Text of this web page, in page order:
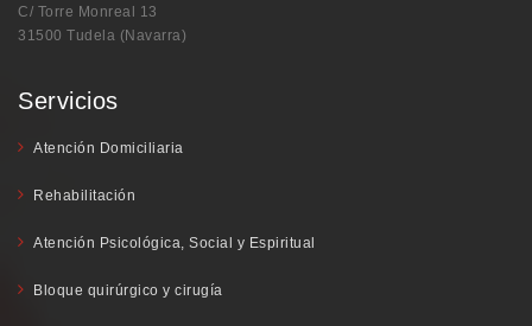
C/ Torre Monreal 13
31500 Tudela (Navarra)
Servicios
Atención Domiciliaria
Rehabilitación
Atención Psicológica, Social y Espiritual
Bloque quirúrgico y cirugía